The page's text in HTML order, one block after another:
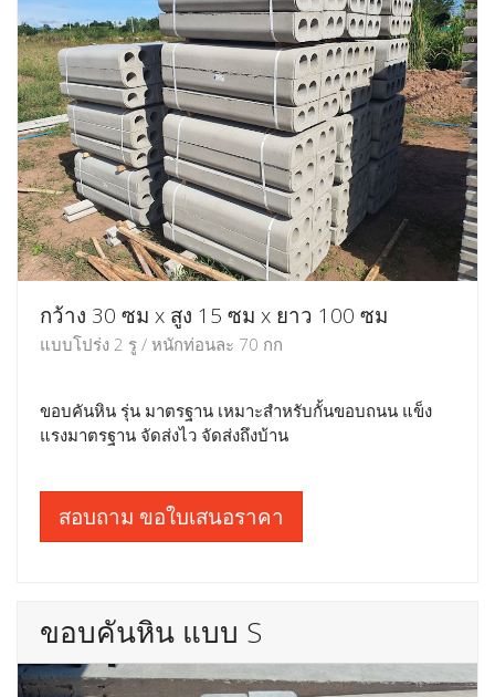
กว้าง 30 ซม x สูง 15 ซม x ยาว 100 ซม
แบบโปร่ง 2 รู / หนักท่อนละ 70 กก
ขอบคันหิน รุ่น มาตรฐาน เหมาะสำหรับกั้นขอบถนน แข็ง
แรงมาตรฐาน จัดส่งไว จัดส่งถึงบ้าน
สอบถาม ขอใบเสนอราคา
ขอบคันหิน แบบ S